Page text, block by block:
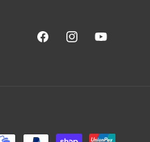
FacebookInstagramYouTube